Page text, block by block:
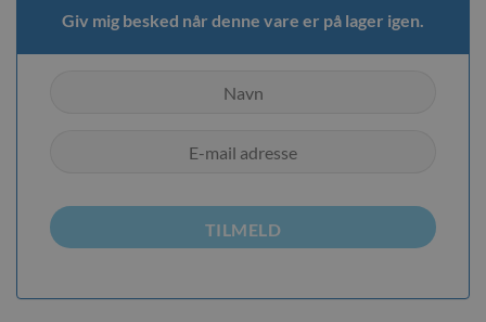
Giv mig besked når denne vare er på lager igen.
TILMELD